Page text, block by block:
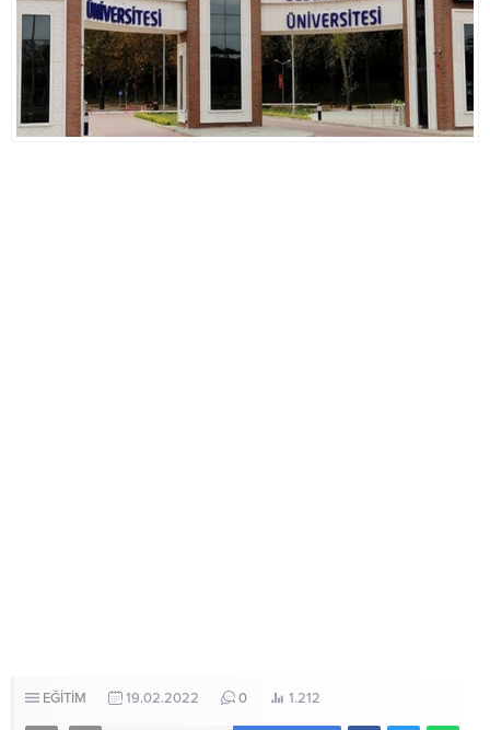
EĞİTİM 19.02.2022 0 1.212